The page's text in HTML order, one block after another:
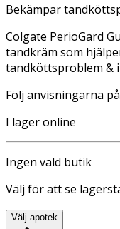
Bekämpar
Colgate PerioGard
tandkräm som
tandköttsproblem &
Följ anvisningarna
I lager online
Ingen vald butik
Välj för att se
Välj apotek